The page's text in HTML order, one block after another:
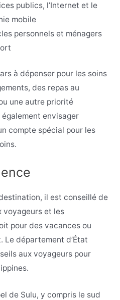
publics, l’Internet et le
mobile
personnels et ménagers
à dépenser pour les soins
des repas au
une autre priorité
également envisager
compte spécial pour les
il est conseillé de
voyageurs et les
pour des vacances ou
Le département d’État
aux voyageurs pour
de Sulu, y compris le sud